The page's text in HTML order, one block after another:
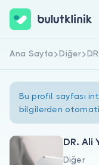
Hemen
Ana Sayfa Diğer
Bu profil sayfası
bilgilerden
DR. Ali
Diğer